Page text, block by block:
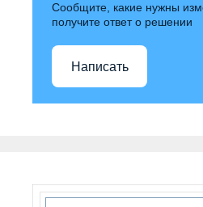
Сообщите, какие нужны
получите ответ о решении
Написать